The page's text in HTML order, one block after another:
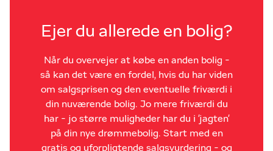
Ejer du allerede en bolig?
Når du overvejer at købe en anden bolig -
så kan det være en fordel, hvis du har viden
om salgsprisen og den eventuelle friværdi i
din nuværende bolig. Jo mere friværdi du
har - jo større muligheder har du i 'jagten'
på din nye drømmebolig. Start med en
gratis og uforpligtende salgsvurdering - og